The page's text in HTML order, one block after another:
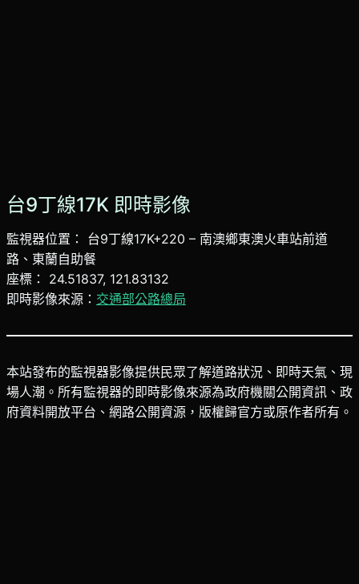
台9丁線17K 即時影像
監視器位置： 台9丁線17K+220 – 南澳鄉東澳火車站前道
路、東蘭自助餐
座標： 24.51837, 121.83132
即時影像來源： 交通部公路總局
本站發布的監視器影像提供民眾了解道路狀況、即時天氣、現
場人潮。所有監視器的即時影像來源為政府機關公開資訊、政
府資料開放平台、網路公開資源，版權歸官方或原作者所有。